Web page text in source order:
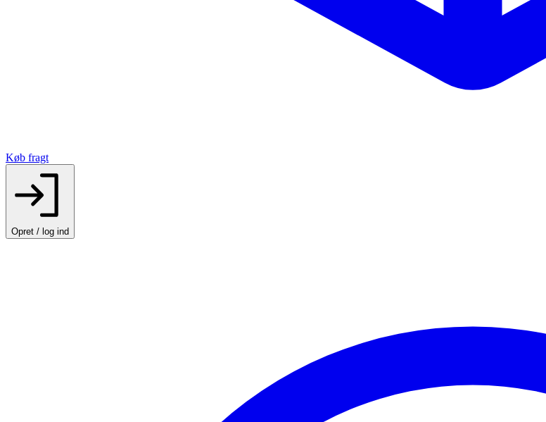
Køb fragt
Opret / log ind